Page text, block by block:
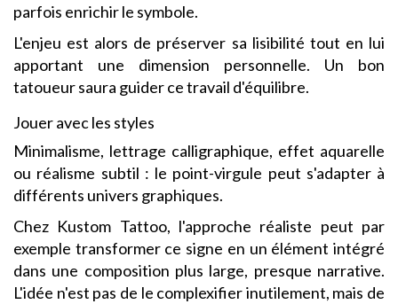
parfois enrichir le symbole.
L'enjeu est alors de préserver sa lisibilité tout en lui
apportant une dimension personnelle. Un bon
tatoueur saura guider ce travail d'équilibre.
Jouer avec les styles
Minimalisme, lettrage calligraphique, effet aquarelle
ou réalisme subtil : le point-virgule peut s'adapter à
différents univers graphiques.
Chez Kustom Tattoo, l'approche réaliste peut par
exemple transformer ce signe en un élément intégré
dans une composition plus large, presque narrative.
L'idée n'est pas de le complexifier inutilement, mais de